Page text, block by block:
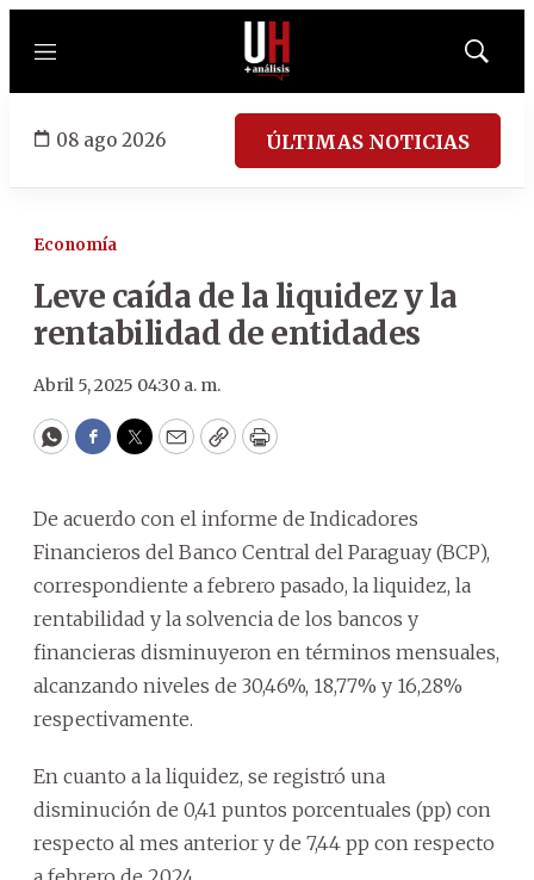
Menú
Mostrar
08 ago 2026 ÚLTIMAS NOTICIAS
Economía
Leve caída de la liquidez y la
rentabilidad de entidades
Abril 5, 2025 04:30 a. m.
WhatsApp
Facebook
Twitter
EmailCopyPrint
De acuerdo con el informe de Indicadores
Financieros del Banco Central del Paraguay (BCP),
correspondiente a febrero pasado, la liquidez, la
rentabilidad y la solvencia de los bancos y
financieras disminuyeron en términos mensuales,
alcanzando niveles de 30,46%, 18,77% y 16,28%
respectivamente.
En cuanto a la liquidez, se registró una
disminución de 0,41 puntos porcentuales (pp) con
respecto al mes anterior y de 7,44 pp con respecto